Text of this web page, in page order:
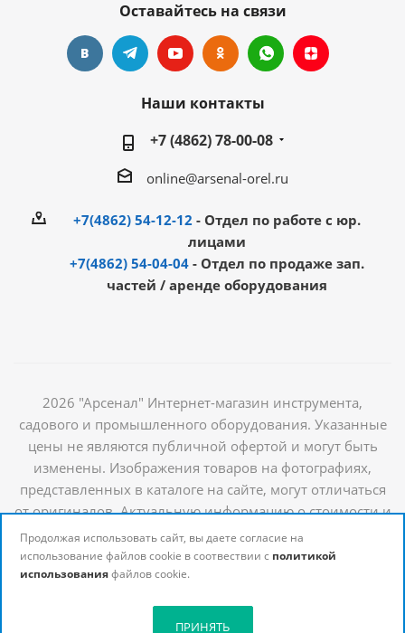
Оставайтесь на связи
Наши контакты
+7 (4862) 78-00-08
online@arsenal-orel.ru
+7(4862) 54-12-12 - Отдел по работе с юр.
лицами
+7(4862) 54-04-04 - Отдел по продаже зап.
частей / аренде оборудования
2026 "Арсенал" Интернет-магазин инструмента,
садового и промышленного оборудования. Указанные
цены не являются публичной офертой и могут быть
изменены. Изображения товаров на фотографиях,
представленных в каталоге на сайте, могут отличаться
от оригиналов. Актуальную информацию о стоимости и
наличии товаров можно получить у наших
менеджеров
Продолжая использовать сайт, вы даете согласие на
использование файлов cookie в соотвествии с политикой
использованияфайлов cookie.
ПРИНЯТЬ